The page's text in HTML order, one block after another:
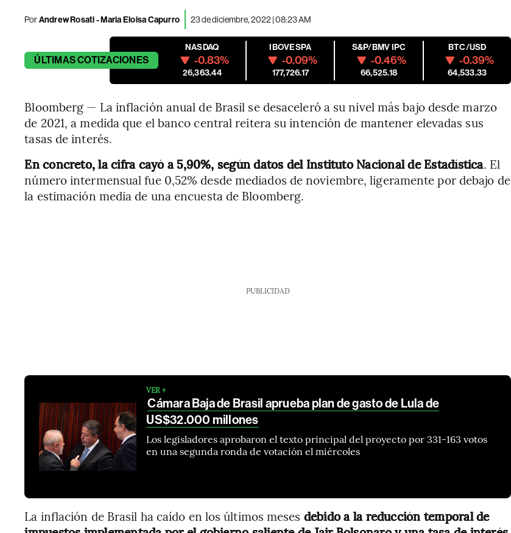
PorAndrew Rosati - Maria Eloisa Capurro 23 de diciembre, 2022 | 08:23 AM
ÚLTIMASCOTIZACIONES
NASDAQ
-0.83%
26,363.44
IBOVESPA
-0.09%
177,726.17
S&P/BMV IPC
-0.46%
66,525.18
BTC/USD
-0.39%
64,533.33
Bloomberg — La inflación anual de Brasil se desaceleró a su nivel más bajo desde marzo
de 2021, a medida que el banco central reitera su intención de mantener elevadas sus
tasas de interés.
En concreto, la cifra cayó a 5,90%, según datos del Instituto Nacional de Estadística. El
número intermensual fue 0,52% desde mediados de noviembre, ligeramente por debajo de
la estimación media de una encuesta de Bloomberg.
PUBLICIDAD
VER +
Cámara Baja de Brasil aprueba plan de gasto de Lula de
US$32.000 millones
Los legisladores aprobaron el texto principal del proyecto por 331-163 votos
en una segunda ronda de votación el miércoles
La inflación de Brasil ha caído en los últimos meses debido a la reducción temporal de